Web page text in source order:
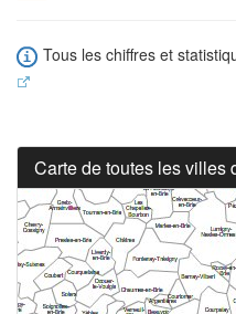
Tous les chiffres et
Carte de toutes les villes